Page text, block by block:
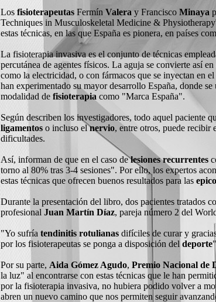
Los fisioterapeutas Fermín Valera y Francisco Minaya
Techniques in Musculoskeletal Medicine &
estas técnicas, en las que España es pionera, en países
La fisioterapia invasiva es el conjunto de técnicas
percutánea de agentes físicos. La aguja se convierte así
como la electricidad, o con fármacos que se inyectan en
han experimentado su mayor desarrollo España, donde
modalidad de fisioterapia como "Marca España".
Según describen los investigadores, todo aquel paciente
ligamentos o incluso elnervio, entre otros, puede recibir
dificultades.
Así, informan de que en el caso delesiones recurrentes
torno al 80% tras 3-4 sesiones". Por ello, los expertos
estas técnicas que ofrecen buenos resultados para las
Durante la presentación del libro, dos pacientes tratados
profesional Juan Martín Díaz, pareja número 2 del
"Yo sufría tendinitis rotulianas difíciles de curar y
por los fisioterapeutas se ponga a disposición del deporte
Por su parte, Aida Gómez Agudo, Premio Nacional de
la luz" al encontrarse con estas técnicas que le han
por la fisioterapia invasiva, no hubiera podido volver a
abren un nuevo camino que nos permiten seguir